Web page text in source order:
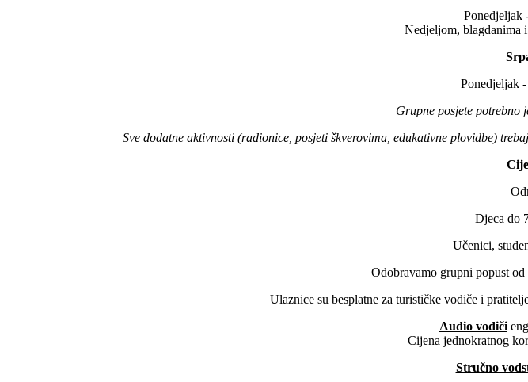
Ponedjeljak
Nedjeljom, blagdanima
Ponedjeljak
Grupne posjete potrebno
Sve dodatne aktivnosti (radionice, posjeti škverovima, edukativne plovidbe)
Djeca do
Učenici,
Odobravamo grupni popust
Ulaznice su besplatne za turističke vodiče i
Audio vodiči
Cijena jednokratnog
Stručno